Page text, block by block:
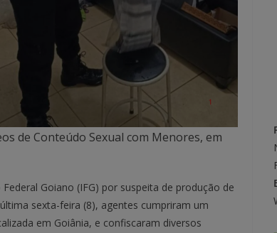
de Conteúdo Sexual com Menores, em
Goiano (IFG) por suspeita de produção de
sexta-feira (8), agentes cumpriram um
em Goiânia, e confiscaram diversos